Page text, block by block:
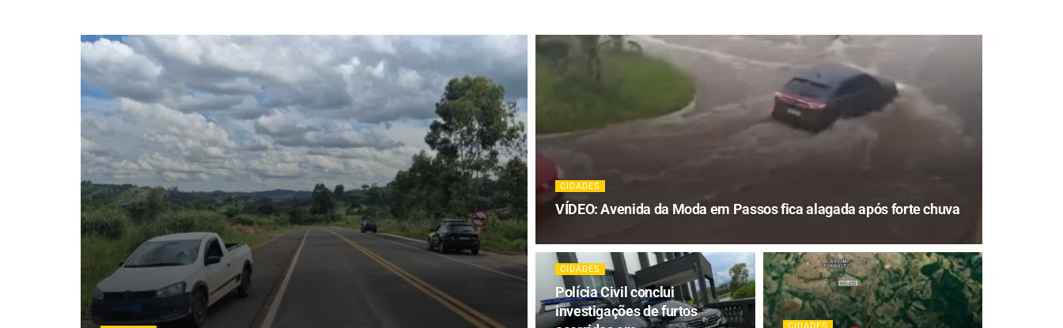
CIDADES
VÍDEO: Avenida da Moda em Passos fica alagada após forte chuva
CIDADES
Polícia Civil conclui
investigações de furtos
CIDADES